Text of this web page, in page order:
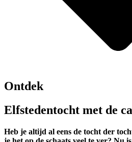
Ontdek
Elfstedentocht met de
Heb je altijd al eens de tocht der